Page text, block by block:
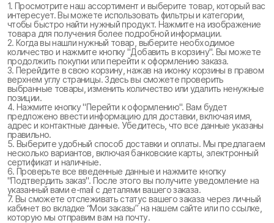
1. Просмотрите наш ассортимент и выберите товар, который вас
интересует. Вы можете использовать фильтры и категории,
чтобы быстро найти нужный продукт. Нажмите на изображение
товара для получения более подробной информации.
2. Когда вы нашли нужный товар, выберите необходимое
количество и нажмите кнопку "Добавить в корзину". Вы можете
продолжить покупки или перейти к оформлению заказа.
3. Перейдите в свою корзину, нажав на иконку корзины в правом
верхнем углу страницы. Здесь вы сможете проверить
выбранные товары, изменить количество или удалить ненужные
позиции.
4. Нажмите кнопку "Перейти к оформлению". Вам будет
предложено ввести информацию для доставки, включая имя,
адрес и контактные данные. Убедитесь, что все данные указаны
правильно.
5. Выберите удобный способ доставки и оплаты. Мы предлагаем
несколько вариантов, включая банковские карты, электронный
сертификат и наличные.
6. Проверьте все введенные данные и нажмите кнопку
"Подтвердить заказ". После этого вы получите уведомление на
указанный вами e-mail с деталями вашего заказа.
7. Вы сможете отслеживать статус вашего заказа через личный
кабинет во вкладке “Мои заказы” на нашем сайте или по ссылке,
которую мы отправим вам на почту.